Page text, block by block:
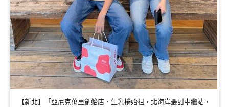
【新北】「亞尼克萬里創始店．生乳捲始祖，北海岸最甜中繼站，